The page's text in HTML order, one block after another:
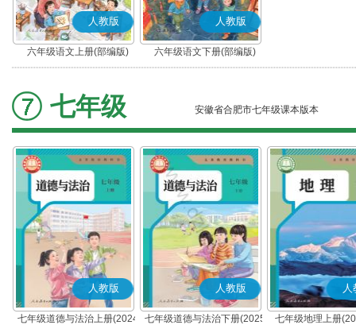
人教版
六年级语文上册(部编版)
人教版
六年级语文下册(部编版)
七年级 安徽省合肥市七年级课本版本
人教版
七年级道德与法治上册(2024
人教版
七年级道德与法治下册(2025
人
七年级地理上册